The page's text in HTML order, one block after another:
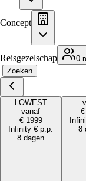
Concept
Reisgezelschap
0
Zoeken
LOWEST
vanaf
€ 1999
Infinity € p.p.
8 dagen
€
8